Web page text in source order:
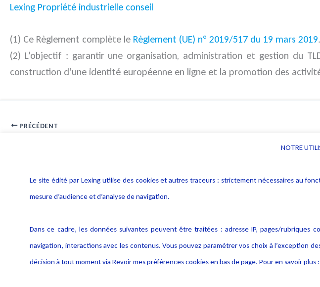
Lexing Propriété industrielle conseil
(1) Ce Règlement complète le Règlement (UE) n° 2019/517 du 19 mars 2019.
(2) L’objectif : garantir une organisation, administration et gestion du
construction d’une identité européenne en ligne et la promotion des
PRÉCÉDENT
Politique de protection
données
Politique cookies
NOTRE
Le site édité par Lexing utilise des cookies et autres traceurs : strictement nécessaires au
mesure d’audience et d’analyse de navigation.
Dans ce cadre, les données suivantes peuvent être traitées : adresse IP, pages/
navigation, interactions avec les contenus. Vous pouvez paramétrer vos choix à l’exception
décision à tout moment via Revoir mes préférences cookies en bas de page. Pour en savoir plus :